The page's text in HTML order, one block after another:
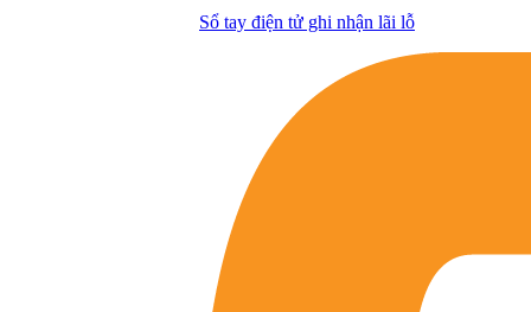
Sổ tay điện tử ghi nhận lãi lỗ